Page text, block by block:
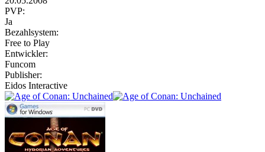
PVP:
Ja
Bezahlsystem:
Free to Play
Entwickler:
Funcom
Publisher:
Eidos Interactive